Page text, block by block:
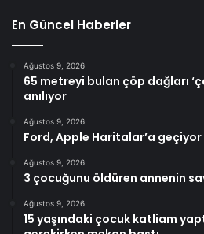
En Güncel Haberler
Ağustos 9, 2026
65 metreyi bulan çöp dağları
anılıyor
Ağustos 9, 2026
Ford, Apple Haritalar’a geçiyor
Ağustos 9, 2026
3 çocuğunu öldüren annenin
Ağustos 9, 2026
15 yaşındaki çocuk katliam